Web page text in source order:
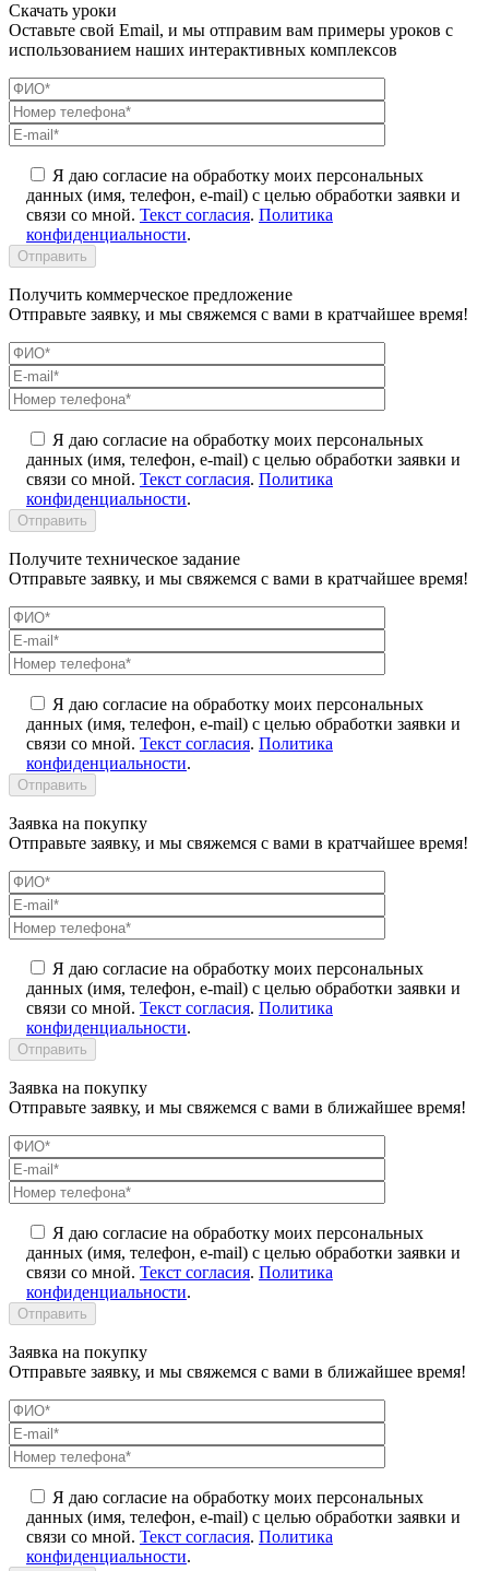
Скачать уроки
Оставьте свой Email, и мы отправим вам примеры уроков с
использованием наших интерактивных комплексов
Я даю согласие на обработку моих персональных
данных (имя, телефон, e-mail) с целью обработки заявки и
связи со мной. Текст согласия. Политика
конфиденциальности.
Получить коммерческое предложение
Отправьте заявку, и мы свяжемся с вами в кратчайшее время!
Я даю согласие на обработку моих персональных
данных (имя, телефон, e-mail) с целью обработки заявки и
связи со мной. Текст согласия. Политика
конфиденциальности.
Получите техническое задание
Отправьте заявку, и мы свяжемся с вами в кратчайшее время!
Я даю согласие на обработку моих персональных
данных (имя, телефон, e-mail) с целью обработки заявки и
связи со мной. Текст согласия. Политика
конфиденциальности.
Заявка на покупку
Отправьте заявку, и мы свяжемся с вами в кратчайшее время!
Я даю согласие на обработку моих персональных
данных (имя, телефон, e-mail) с целью обработки заявки и
связи со мной. Текст согласия. Политика
конфиденциальности.
Заявка на покупку
Отправьте заявку, и мы свяжемся с вами в ближайшее время!
Я даю согласие на обработку моих персональных
данных (имя, телефон, e-mail) с целью обработки заявки и
связи со мной. Текст согласия. Политика
конфиденциальности.
Заявка на покупку
Отправьте заявку, и мы свяжемся с вами в ближайшее время!
Я даю согласие на обработку моих персональных
данных (имя, телефон, e-mail) с целью обработки заявки и
связи со мной. Текст согласия. Политика
конфиденциальности.